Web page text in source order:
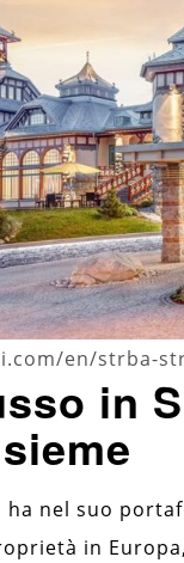
en/strba-
in
ha nel suo
in